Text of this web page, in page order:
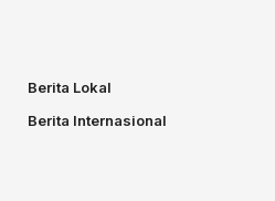
Berita Lokal
Berita Internasional